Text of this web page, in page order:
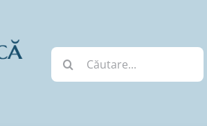
Cautare...